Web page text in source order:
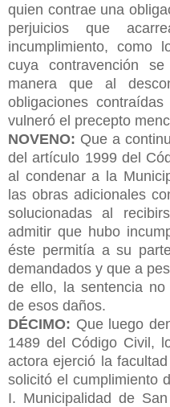
quien contrae una
perjuicios que
incumplimiento, como
cuya contravención
manera que al
obligaciones
vulneró el precepto
NOVENO: Que a
del artículo 1999 del
al condenar a la
las obras adicionales
solucionadas al
admitir que hubo
éste permitía a su
demandados y que a
de ello, la sentencia no
de esos daños.
DÉCIMO: Que luego
1489 del Código Civil,
actora ejerció la
solicitó el cumplimiento
I. Municipalidad de